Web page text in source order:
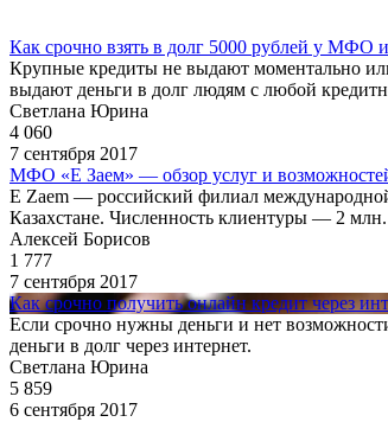
Как срочно взять в долг 5000 рублей у МФО и
Крупные кредиты не выдают моментально
выдают деньги в долг людям с любой
Светлана Юрина
4 060
7 сентября 2017
МФО «Е Заем» — обзор услуг и
E Zaem — российский филиал
Казахстане. Численность клиентуры — 2 млн.
Алексей Борисов
1 777
7 сентября 2017
Как срочно получить онлайн кредит через
Если срочно нужны деньги и нет
деньги в долг через интернет.
Светлана Юрина
5 859
6 сентября 2017